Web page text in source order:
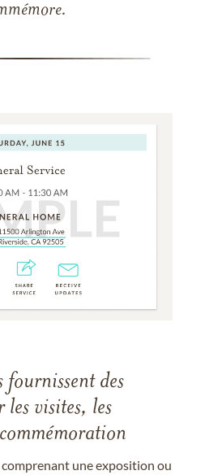
fournissent des
visites, les
comprenant une exposition ou